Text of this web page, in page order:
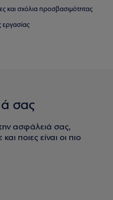
και σχόλια προσβασιμότητας
εργασίας
σας
ασφάλειά σας,
ποιες είναι οι πιο